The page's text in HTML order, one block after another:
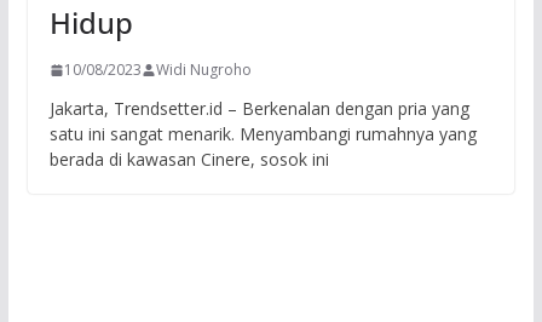
Hidup
10/08/2023 Widi Nugroho
Jakarta, Trendsetter.id – Berkenalan dengan pria yang
satu ini sangat menarik. Menyambangi rumahnya yang
berada di kawasan Cinere, sosok ini